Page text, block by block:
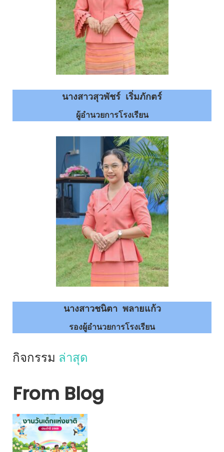
นางสาวสุวพัชร์ เริ่มภักตร์
ผู้อำนวยการโรงเรียน
นางสาวชนิตา พลายแก้ว
รองผู้อำนวยการโรงเรียน
กิจกรรม ล่าสุด
From Blog